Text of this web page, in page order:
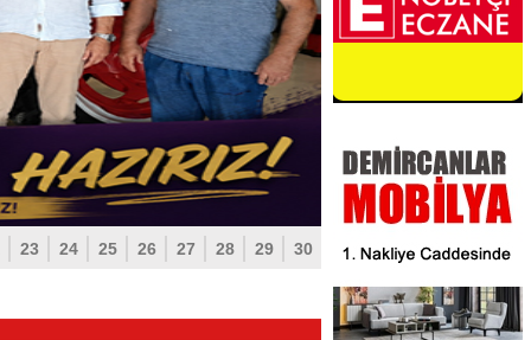
23 24 25 26 27 28 29 30